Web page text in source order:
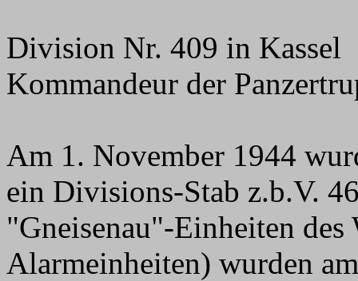
Division Nr. 409 in Kassel
Kommandeur der
Am 1. November 1944
ein Divisions-Stab z.b.V.
"Gneisenau"-Einheiten
Alarmeinheiten) wurden